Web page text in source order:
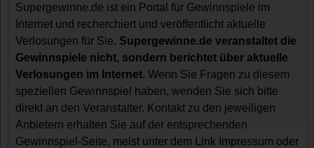
Supergewinne.de ist ein Portal für Gewinnspiele im
Internet und recherchiert und veröffentlicht aktuelle
Verlosungen für Sie. Supergewinne.de veranstaltet die
Gewinnspiele nicht, sondern berichtet über aktuelle
Verlosungen im Internet. Wenn Sie Fragen zu diesem
speziellen Gewinnspiel haben, wenden Sie sich bitte
direkt an den Veranstalter. Kontakt zu den jeweiligen
Anbietern erhalten Sie auf der entsprechenden
Gewinnspiel-Seite, meist unter dem Link Impressum oder